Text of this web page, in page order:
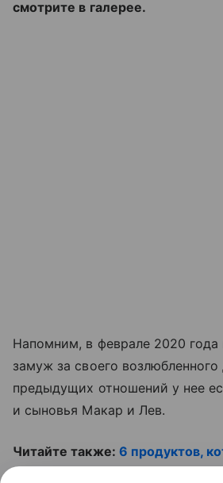
смотрите в галерее.
Напомним, в феврале 2020
замуж за своего
предыдущих отношений у нее
и сыновья Макар и Лев.
Читайте также: 6 продуктов,